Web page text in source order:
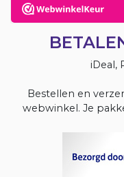
iDeal,
Bestellen en
webwinkel. Je